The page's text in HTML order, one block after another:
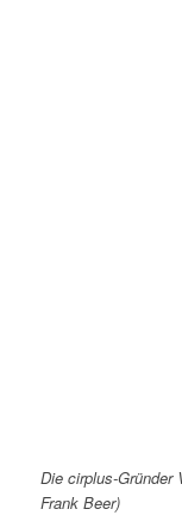
Die cirplus-Gründer
Frank Beer)